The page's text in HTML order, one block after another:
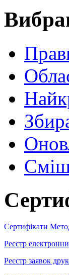
Сертифікати
Реєстр
Реєстр заявок